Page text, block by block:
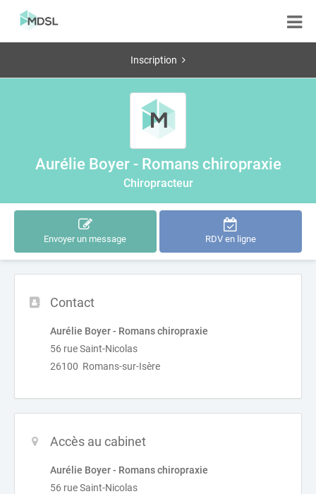
Inscription
Aurélie Boyer - Romans chiropraxie
Chiropracteur
Envoyer un message RDV en ligne
Contact
Aurélie Boyer - Romans chiropraxie
56 rue Saint-Nicolas
26100 Romans-sur-Isère
Accès au cabinet
Aurélie Boyer - Romans chiropraxie
56 rue Saint-Nicolas